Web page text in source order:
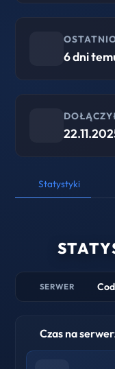
6 dni
Statystyki
SERWER
Czas na